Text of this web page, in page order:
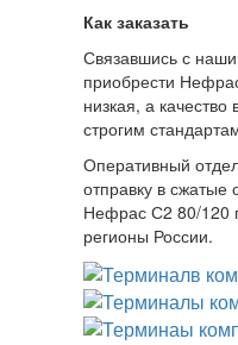
Как заказать
Связавшись с
приобрести
низкая, а качество
строгим
Оперативный
отправку в
Нефрас С2 80/120
регионы России.